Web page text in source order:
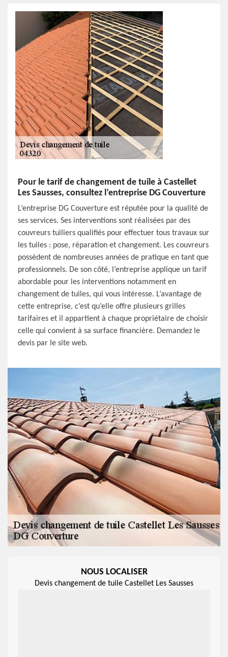
Pour le tarif de changement de tuile à Castellet
Les Sausses, consultez l’entreprise DG Couverture
L’entreprise DG Couverture est réputée pour la qualité de
ses services. Ses interventions sont réalisées par des
couvreurs tuiliers qualifiés pour effectuer tous travaux sur
les tuiles : pose, réparation et changement. Les couvreurs
possèdent de nombreuses années de pratique en tant que
professionnels. De son côté, l’entreprise applique un tarif
abordable pour les interventions notamment en
changement de tuiles, qui vous intéresse. L’avantage de
cette entreprise, c’est qu’elle offre plusieurs grilles
tarifaires et il appartient à chaque propriétaire de choisir
celle qui convient à sa surface financière. Demandez le
devis par le site web.
NOUS LOCALISER
Devis changement de tuile Castellet Les Sausses